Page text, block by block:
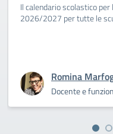
Il calendario scolastico per
2026/2027 per tutte le
Romina
Docente e